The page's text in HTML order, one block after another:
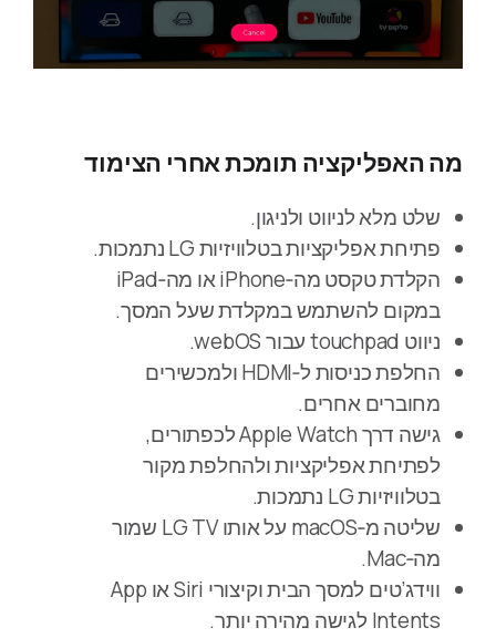
מה האפליקציה תומכת אחרי הצימוד
שלט מלא לניווט ולניגון.
פתיחת אפליקציות בטלוויזיות LG נתמכות.
הקלדת טקסט מה‑iPhone או מה‑iPad
במקום להשתמש במקלדת שעל המסך.
ניווט touchpad עבור webOS.
החלפת כניסות ל‑HDMI ולמכשירים
מחוברים אחרים.
גישה דרך Apple Watch לכפתורים,
לפתיחת אפליקציות ולהחלפת מקור
בטלוויזיות LG נתמכות.
שליטה מ‑macOS על אותו LG TV שמור
מה‑Mac.
ווידג’טים למסך הבית וקיצורי Siri או App
Intents לגישה מהירה יותר.